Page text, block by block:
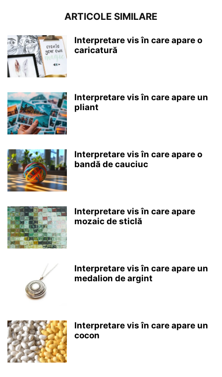
ARTICOLE SIMILARE
Interpretare vis în care apare o
caricatură
Interpretare vis în care apare un
pliant
Interpretare vis în care apare o
bandă de cauciuc
Interpretare vis în care apare
mozaic de sticlă
Interpretare vis în care apare un
medalion de argint
Interpretare vis în care apare un
cocon